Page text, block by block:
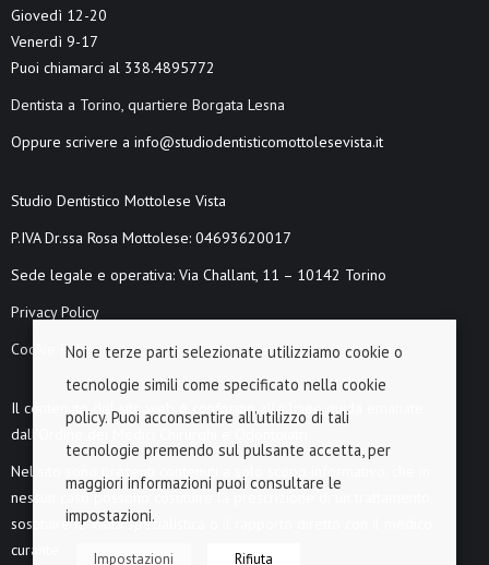
Giovedì 12-20
Venerdì 9-17
Puoi chiamarci al 338.4895772
Dentista a Torino, quartiere Borgata Lesna
Oppure scrivere a info@studiodentisticomottolesevista.it
Studio Dentistico Mottolese Vista
P.IVA Dr.ssa Rosa Mottolese: 04693620017
Sede legale e operativa: Via Challant, 11 – 10142 Torino
Privacy Policy
Cookie Policy
Il contenuto del sito web è conforme alle linee guida emanate
dall’Ordine dei Medici Chirurghi e Odontoiatri.
Nel sito sono presenti contenuti a solo scopo informativo, che in
nessun caso possono costituire la prescrizione di un trattamento,
sostituire la visita specialistica o il rapporto diretto con il medico
curante.
Noi e terze parti selezionate utilizziamo cookie o
tecnologie simili come specificato nella cookie
policy. Puoi acconsentire all’utilizzo di tali
tecnologie premendo sul pulsante accetta, per
maggiori informazioni puoi consultare le
impostazioni.
Impostazioni Rifiuta